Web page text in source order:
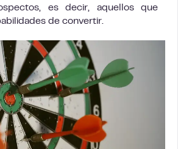
es decir, aquellos que
de convertir.